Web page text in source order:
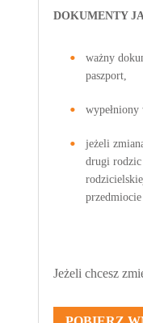
DOKUMENTY
ważny
paszport,
wypełniony
jeżeli
drugi rodzic
Jeżeli chcesz